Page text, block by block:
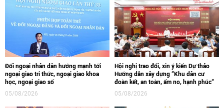
Đối ngoại nhân dân hướng mạnh tới
ngoại giao tri thức, ngoại giao khoa
học, ngoại giao số
05/08/2026
Hội nghị trao đổi, xin ý kiến Dự thảo
Hướng dẫn xây dựng “Khu dân cư
đoàn kết, an toàn, ấm no, hạnh phúc“
05/08/2026